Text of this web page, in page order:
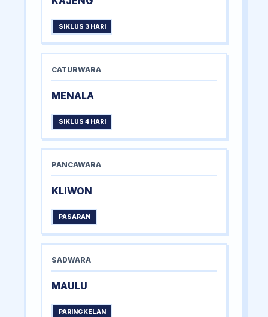
SIKLUS 3 HARI
CATURWARA
MENALA
SIKLUS 4 HARI
PANCAWARA
KLIWON
PASARAN
SADWARA
MAULU
PARINGKELAN